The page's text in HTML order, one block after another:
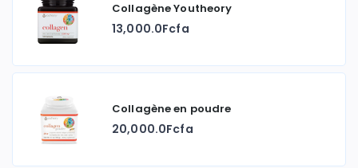
Collagène Youtheory
13,000.0Fcfa
Collagène en poudre
20,000.0Fcfa